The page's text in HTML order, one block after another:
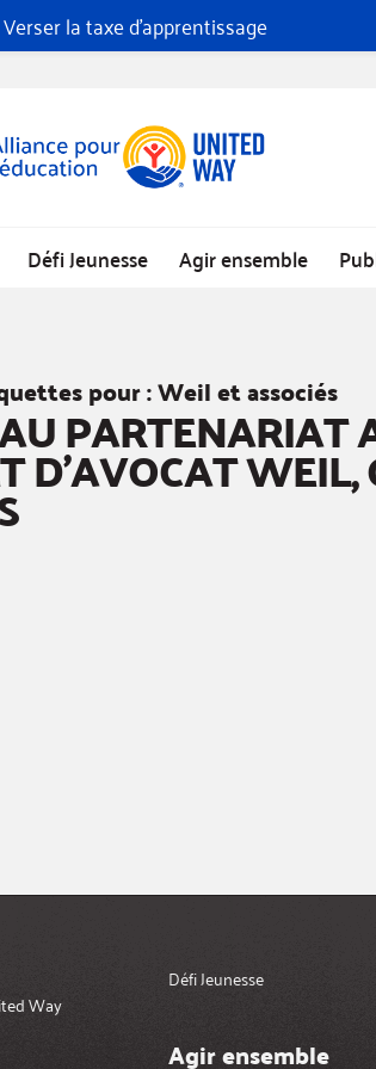
Défi Jeunesse Agir ensemble
pour :Weil et associés
PARTENARIAT
D’AVOCAT
Way
Défi Jeunesse
Agir ensemble
Verser la taxe d'apprentissage